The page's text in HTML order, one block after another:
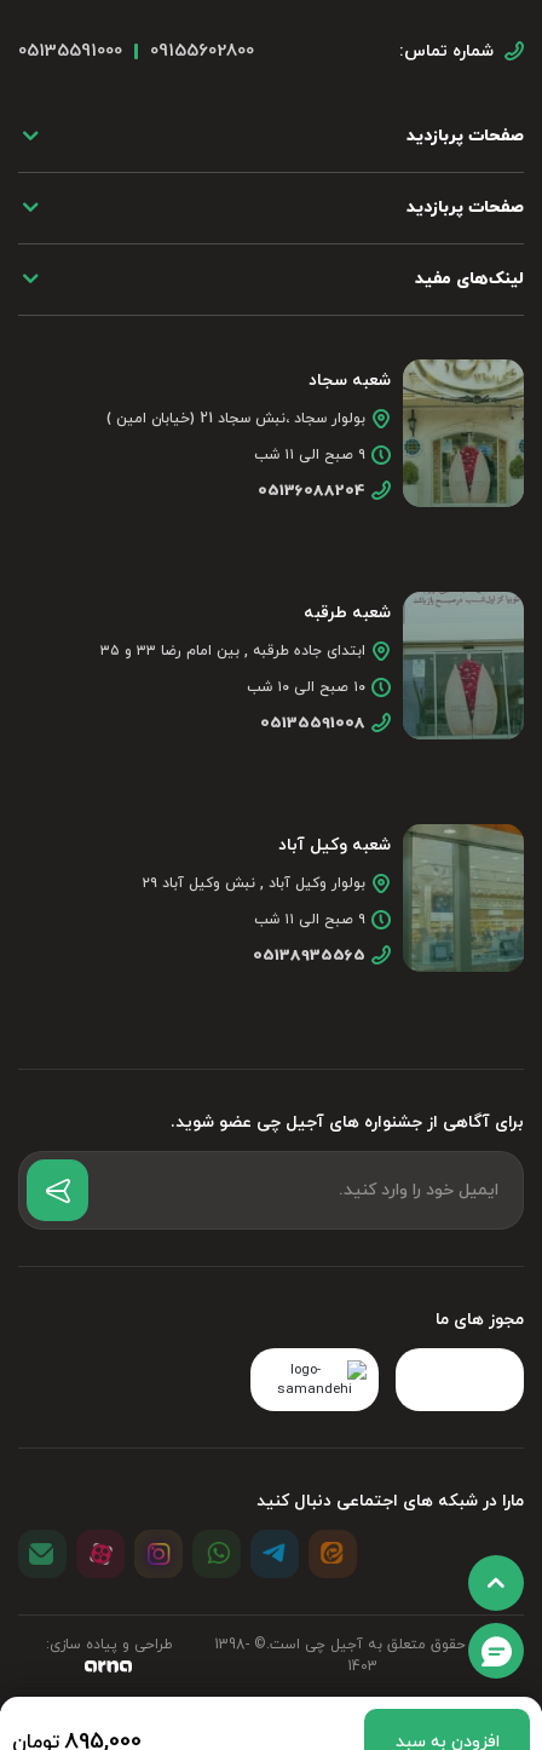
895,000تومان افزودن به سبد
شماره تماس: 09155602800
05135591000
صفحات پربازدید
صفحات پربازدید
لینک‌های مفید
برای آگاهی از جشنواره های آجیل چی عضو شوید.
شعبه سجاد
بولوار سجاد ،نبش سجاد 21 (خیابان امین )
۹ صبح الی ۱۱ شب
05136088204
شعبه طرقبه
ابتدای جاده طرقبه , بین امام رضا ۳۳ و ۳۵
۱۰ صبح الی ۱۰ شب
05135591008
شعبه وکیل آباد
بولوار وکیل آباد , نبش وکیل آباد ۲۹
۹ صبح الی ۱۱ شب
05138935565
مجوز های ما
مارا در شبکه های اجتماعی دنبال کنید
تمامی حقوق متعلق به آجیل چی است.©‏ 1398-
1403
طراحی و پیاده سازی: